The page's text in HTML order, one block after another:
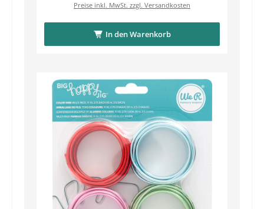
Preise inkl. MwSt. zzgl. Versandkosten
In den Warenkorb